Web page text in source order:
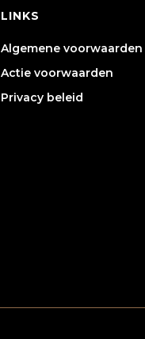
LINKS
Algemene voorwaarden
Actie voorwaarden
Privacy beleid